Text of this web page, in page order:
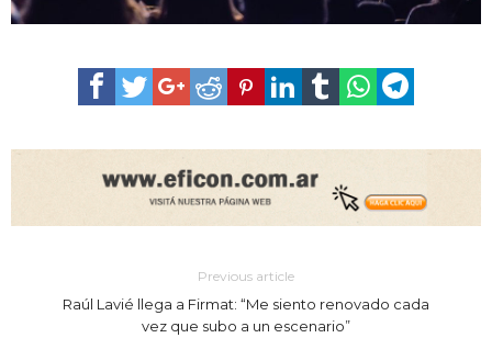
Previous article
Raúl Lavié llega a Firmat: “Me siento renovado cada
vez que subo a un escenario”